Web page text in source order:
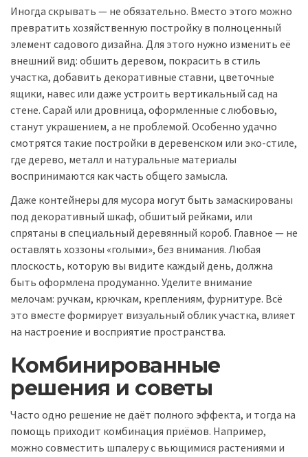
Иногда скрывать — не обязательно. Вместо этого можно
превратить хозяйственную постройку в полноценный
элемент садового дизайна. Для этого нужно изменить её
внешний вид: обшить деревом, покрасить в стиль
участка, добавить декоративные ставни, цветочные
ящики, навес или даже устроить вертикальный сад на
стене. Сарай или дровница, оформленные с любовью,
станут украшением, а не проблемой. Особенно удачно
смотрятся такие постройки в деревенском или эко-стиле,
где дерево, металл и натуральные материалы
воспринимаются как часть общего замысла.
Даже контейнеры для мусора могут быть замаскированы
под декоративный шкаф, обшитый рейками, или
спрятаны в специальный деревянный короб. Главное — не
оставлять хоззоны «голыми», без внимания. Любая
плоскость, которую вы видите каждый день, должна
быть оформлена продуманно. Уделите внимание
мелочам: ручкам, крючкам, креплениям, фурнитуре. Всё
это вместе формирует визуальный облик участка, влияет
на настроение и восприятие пространства.
Комбинированные
решения и советы
Часто одно решение не даёт полного эффекта, и тогда на
помощь приходит комбинация приёмов. Например,
можно совместить шпалеру с вьющимися растениями и